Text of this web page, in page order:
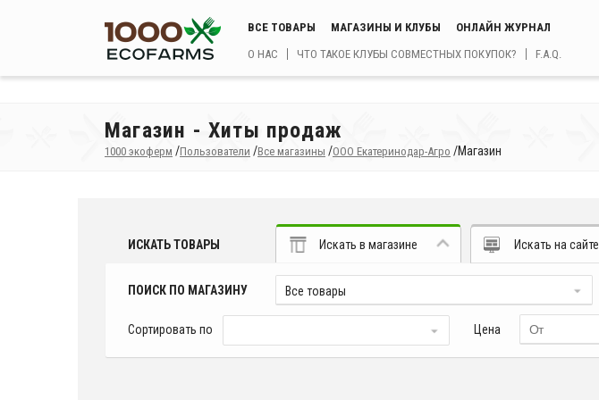
ВСЕ ТОВАРЫ МАГАЗИНЫ И КЛУБЫ
ОНЛАЙН ЖУРНАЛ
О НАС
ЧТО ТАКОЕ КЛУБЫ СОВМЕСТНЫХ ПОКУПОК? F.A.Q.
Магазин - Хиты продаж
1000 экоферм /Пользователи /Все магазины /ООО Екатеринодар-Агро /Магазин
ИСКАТЬ ТОВАРЫ Искать в магазине Искать на сайте
ПОИСК ПО МАГАЗИНУ Все товары
Сортировать по Цена